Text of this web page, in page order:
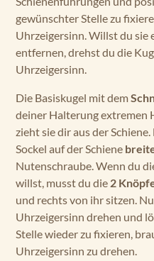
gewünschter Stelle zu
Uhrzeigersinn. Willst du sie
entfernen, drehst du die
Uhrzeigersinn.
Die Basiskugel mit dem
deiner Halterung extremen
zieht sie dir aus der
Sockel auf der Schiene
Nutenschraube. Wenn du
willst, musst du die 2
und rechts von ihr sitzen.
Uhrzeigersinn drehen und
Stelle wieder zu fixieren,
Uhrzeigersinn zu drehen.